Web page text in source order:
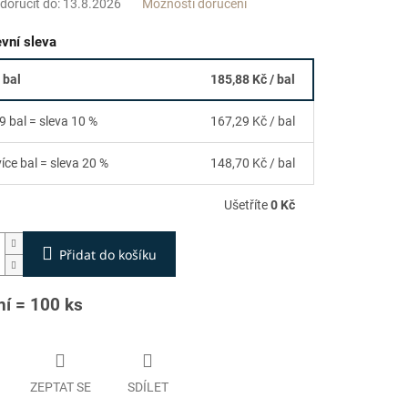
do: 13.8.2026 Možnosti doručení
sleva
185,88 Kč/ bal
bal = sleva 10 % 167,29 Kč / bal
bal = sleva 20 % 148,70 Kč / bal
Ušetříte0 Kč
Přidat do košíku
= 100 ks
ZEPTAT SE SDÍLET